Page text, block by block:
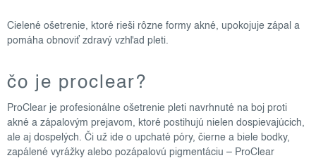
Cielené ošetrenie, ktoré rieši rôzne formy akné, upokojuje zápal a
pomáha obnoviť zdravý vzhľad pleti.
čo je proclear?
ProClear je profesionálne ošetrenie pleti navrhnuté na boj proti
akné a zápalovým prejavom, ktoré postihujú nielen dospievajúcich,
ale aj dospelých. Či už ide o upchaté póry, čierne a biele bodky,
zapálené vyrážky alebo pozápalovú pigmentáciu – ProClear